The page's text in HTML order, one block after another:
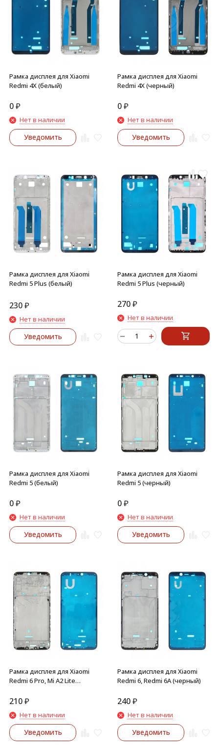
Рамка дисплея для Xiaomi
Redmi 4X (белый)
0₽
Нет в наличии
Уведомить
Рамка дисплея для Xiaomi
Redmi 4X (черный)
0₽
Нет в наличии
Уведомить
Рамка дисплея для Xiaomi
Redmi 5 Plus (белый)
230₽
Нет в наличии
Уведомить
Рамка дисплея для Xiaomi
Redmi 5 Plus (черный)
270₽
Нет в наличии
Рамка дисплея для Xiaomi
Redmi 5 (белый)
0₽
Нет в наличии
Уведомить
Рамка дисплея для Xiaomi
Redmi 5 (черный)
0₽
Нет в наличии
Уведомить
Рамка дисплея для Xiaomi
Redmi 6 Pro, Mi A2 Lite
210₽
Нет в наличии
Уведомить
Рамка дисплея для Xiaomi
Redmi 6, Redmi 6A (черный)
240₽
Нет в наличии
Уведомить